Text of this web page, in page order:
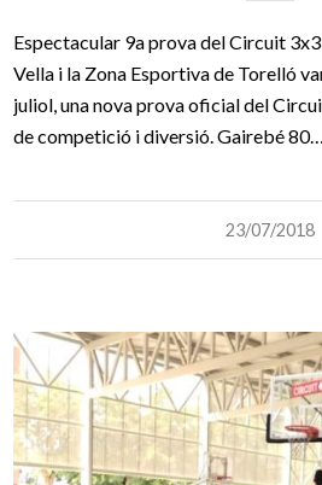
Espectacular 9a prova del Circuit
Vella i la Zona Esportiva de Torelló
juliol, una nova prova oficial del
de competició i diversió. Gairebé 80…
23/07/2018